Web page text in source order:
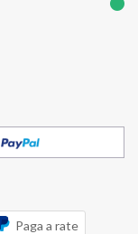
Paga a rate